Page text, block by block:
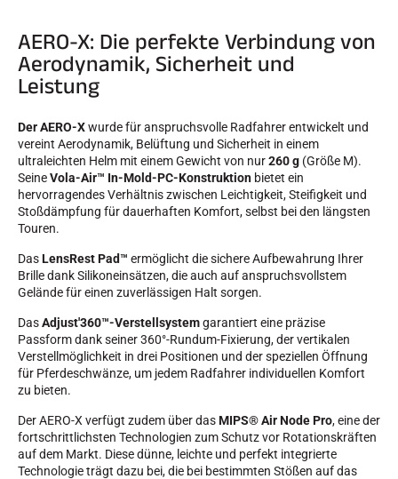
SKIFAHREN IN JEDEM GELÄNDE
SKILANGLAUF
AERO-X: Die perfekte Verbindung von
Aerodynamik, Sicherheit und
Leistung
Der AERO-Xwurde für anspruchsvolle Radfahrer entwickelt und
vereint Aerodynamik, Belüftung und Sicherheit in einem
ultraleichten Helm mit einem Gewicht von nur260 g (Größe M).
SeineVola-Air™ In-Mold-PC-Konstruktion bietet ein
hervorragendes Verhältnis zwischen Leichtigkeit, Steifigkeit und
Stoßdämpfung für dauerhaften Komfort, selbst bei den längsten
Touren.
DasLensRest Pad™ ermöglicht die sichere Aufbewahrung Ihrer
Brille dank Silikoneinsätzen, die auch auf anspruchsvollstem
Gelände für einen zuverlässigen Halt sorgen.
DasAdjust'360™-Verstellsystemgarantiert eine präzise
Passform dank seiner 360°-Rundum-Fixierung, der vertikalen
Verstellmöglichkeit in drei Positionen und der speziellen Öffnung
für Pferdeschwänze, um jedem Radfahrer individuellen Komfort
zu bieten.
Der AERO-X verfügt zudem über dasMIPS® Air Node Pro, eine der
fortschrittlichsten Technologien zum Schutz vor Rotationskräften
auf dem Markt. Diese dünne, leichte und perfekt integrierte
Technologie trägt dazu bei, die bei bestimmten Stößen auf das